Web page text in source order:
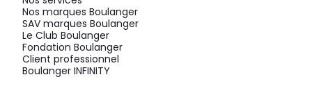
Nos marques Boulanger
SAV marques Boulanger
Le Club Boulanger
Fondation Boulanger
Client professionnel
Boulanger INFINITY